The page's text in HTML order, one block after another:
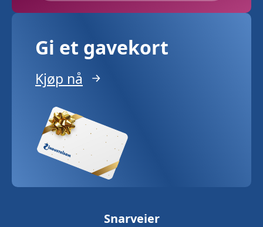
Gi et gavekort
Kjøp nå
Snarveier